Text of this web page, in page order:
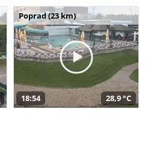
Poprad (23 km)
18:54 28,9 °C